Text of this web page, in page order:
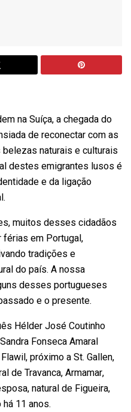
na Suíça, a chegada do
de reconectar com as
naturais e culturais
destes emigrantes lusos é
e da ligação
muitos desses cidadãos
em Portugal,
tradições e
do país. A nossa
desses portugueses
e o presente.
Hélder José Coutinho
Fonseca Amaral
Flawil, próximo a St. Gallen,
de Travanca,Armamar,
natural de Figueira,
11 anos.